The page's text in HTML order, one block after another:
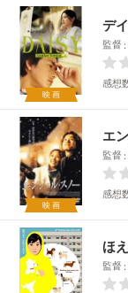
映画
デ
監督
感想
映画
エ
監督
感想
ほ
監督